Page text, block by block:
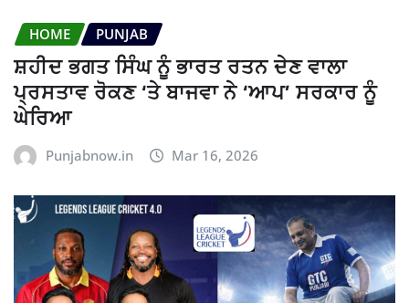
HOME PUNJAB
ਸ਼ਹੀਦ ਭਗਤ ਸਿੰਘ ਨੂੰ ਭਾਰਤ ਰਤਨ ਦੇਣ ਵਾਲਾ
ਪ੍ਰਸਤਾਵ ਰੋਕਣ ‘ਤੇ ਬਾਜਵਾ ਨੇ ‘ਆਪ’ ਸਰਕਾਰ ਨੂੰ
ਘੇਰਿਆ
Punjabnow.in Mar 16, 2026